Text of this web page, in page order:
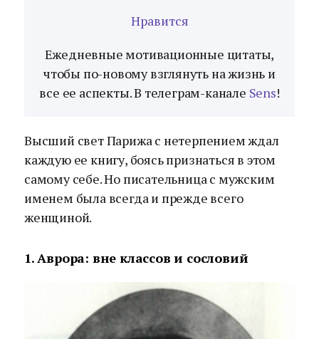
Нравится
Ежедневные мотивационные цитаты,
чтобы по-новому взглянуть на жизнь и
все ее аспекты. В телеграм-канале Sens!
Высший свет Парижа с нетерпением ждал
каждую ее книгу, боясь признаться в этом
самому себе. Но писательница с мужским
именем была всегда и прежде всего
женщиной.
1. Аврора: вне классов и сословий